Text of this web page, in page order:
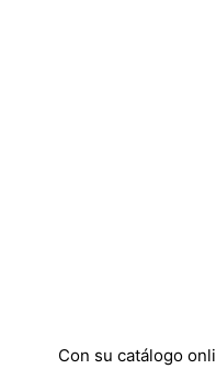
Con su catálogo